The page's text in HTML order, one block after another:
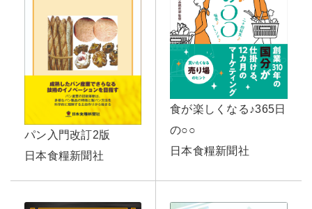
パン入門改訂2版
日本食糧新聞社
食が楽しくなる♪365日
の○○
日本食糧新聞社